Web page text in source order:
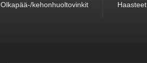
Olkapää-/kehonhuoltovinkit Haasteet